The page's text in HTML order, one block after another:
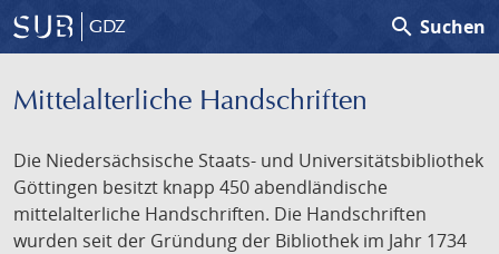
GDZ search Suchen
Mittelalterliche Handschriften
Die Niedersächsische Staats- und Universitätsbibliothek
Göttingen besitzt knapp 450 abendländische
mittelalterliche Handschriften. Die Handschriften
wurden seit der Gründung der Bibliothek im Jahr 1734